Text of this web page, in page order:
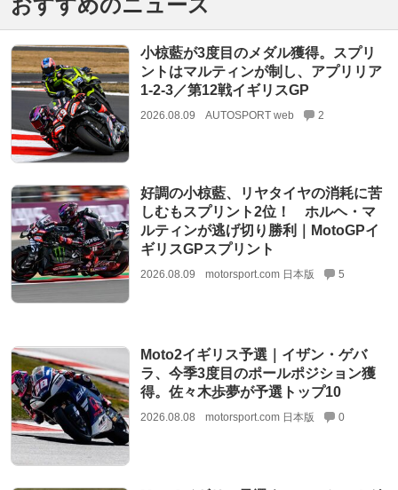
小椋藍が3度目のメダル獲得。スプリ
ントはマルティンが制し、アプリリア
1-2-3／第12戦イギリスGP
2026.08.09 AUTOSPORT web 2
好調の小椋藍、リヤタイヤの消耗に苦
しむもスプリント2位！ ホルヘ・マ
ルティンが逃げ切り勝利｜MotoGPイ
ギリスGPスプリント
2026.08.09 motorsport.com 日本版 5
Moto2イギリス予選｜イザン・ゲバ
ラ、今季3度目のポールポジション獲
得。佐々木歩夢が予選トップ10
2026.08.08 motorsport.com 日本版 0